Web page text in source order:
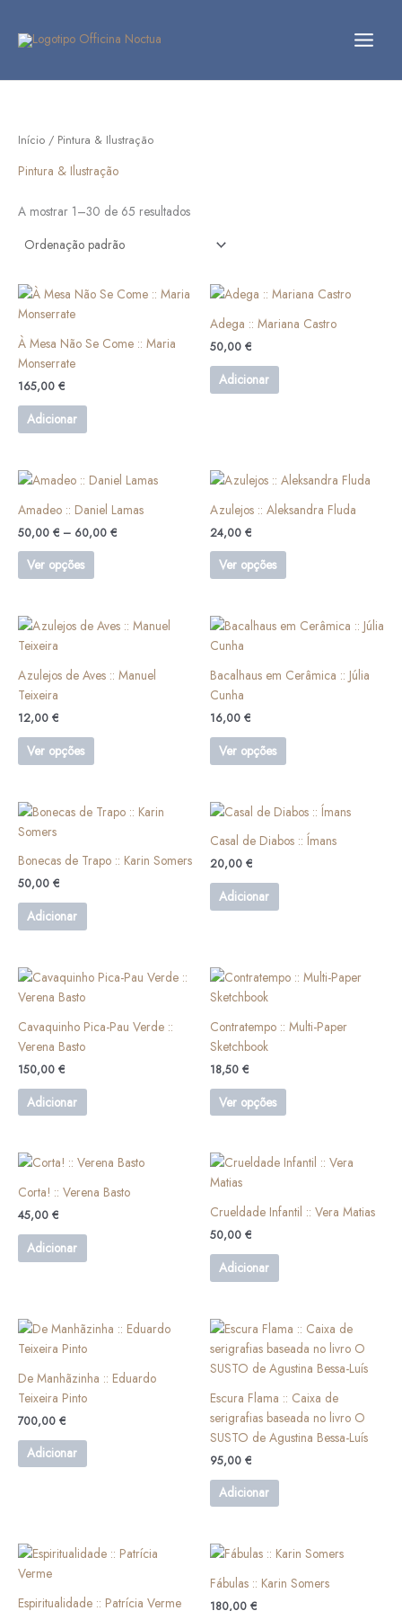
content
Início / Pintura & Ilustração
Pintura & Ilustração
A mostrar 1–30 de 65 resultados
À Mesa Não Se Come :: Maria
Monserrate
165,00 €
Adicionar
Adega :: Mariana Castro
50,00 €
Adicionar
Amadeo :: Daniel Lamas
50,00 € – 60,00 €
Price
50,00 €
through
60,00 €
Ver opções
This
has
multiple
variants.
The
may
on
page
Azulejos :: Aleksandra Fluda
24,00 €
Ver opções
This
has
variants.
The
may
on
page
Azulejos de Aves :: Manuel
Teixeira
12,00 €
Ver opções
This
multiple
options
may
chosen
product
Bacalhaus em Cerâmica :: Júlia
Cunha
16,00 €
Ver opções
This
multiple
options
may
chosen
the
Bonecas de Trapo :: Karin Somers
50,00 €
Adicionar
Casal de Diabos :: Ímans
20,00 €
Adicionar
Cavaquinho Pica-Pau Verde ::
Verena Basto
150,00 €
Adicionar
Contratempo :: Multi-Paper
Sketchbook
18,50 €
Ver opções
This
multiple
options
may
chosen
product
Corta! :: Verena Basto
45,00 €
Adicionar
Crueldade Infantil :: Vera Matias
50,00 €
Adicionar
De Manhãzinha :: Eduardo
Teixeira Pinto
700,00 €
Adicionar
Escura Flama :: Caixa de
serigrafias baseada no livro O
SUSTO de Agustina Bessa-Luís
95,00 €
Adicionar
Espiritualidade :: Patrícia Verme
Fábulas :: Karin Somers
180,00 €
This
has